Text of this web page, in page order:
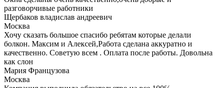
разговорчивые работники
Щербаков владислав андреевич
Москва
Хочу сказать большое спасибо ребятам которые делали
болкон. Максим и Алексей,Работа сделана аккуратно и
качественно. Советую всем . Оплата после работы. Довольна
как слон
Мария Французова
Москва